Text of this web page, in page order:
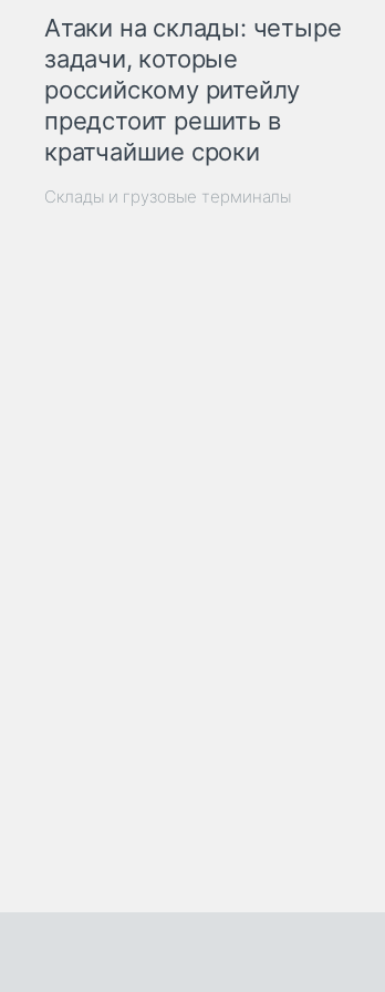
Атаки на склады: четыре
задачи, которые
российскому ритейлу
предстоит решить в
кратчайшие сроки
Склады и грузовые терминалы